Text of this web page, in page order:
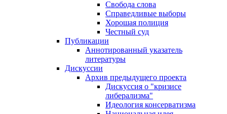
Свобода слова
Справедливые выборы
Хорошая полиция
Честный суд
Публикации
Аннотированный указатель
литературы
Дискуссии
Архив предыдущего проекта
Дискуссия о "кризисе
либерализма"
Идеология консерватизма